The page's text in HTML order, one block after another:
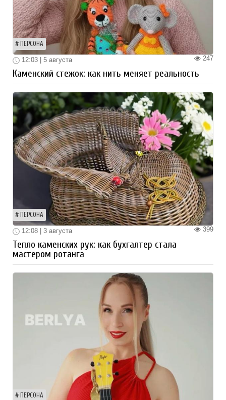
ПЕРСОНА
247
12:03 | 5 августа
Каменский стежок: как нить меняет реальность
ПЕРСОНА
399
12:08 | 3 августа
Тепло каменских рук: как бухгалтер стала
мастером ротанга
ПЕРСОНА